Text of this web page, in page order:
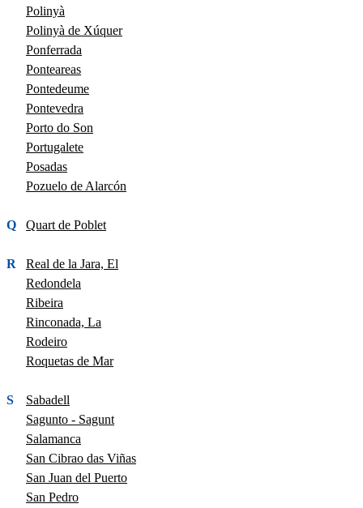
Polinyà
Polinyà de Xúquer
Ponferrada
Ponteareas
Pontedeume
Pontevedra
Porto do Son
Portugalete
Posadas
Pozuelo de Alarcón
Q Quart de Poblet
R
Real de la Jara, El
Redondela
Ribeira
Rinconada, La
Rodeiro
Roquetas de Mar
S
Sabadell
Sagunto - Sagunt
Salamanca
San Cibrao das Viñas
San Juan del Puerto
San Pedro